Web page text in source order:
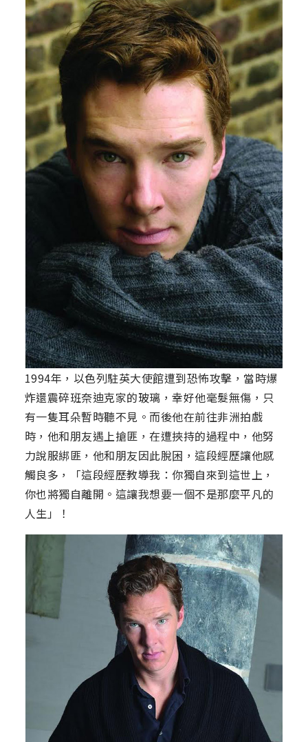
1994年，以色列駐英大使館遭到恐怖攻擊，當時爆
炸還震碎班奈迪克家的玻璃，幸好他毫髮無傷，只
有一隻耳朵暫時聽不見。而後他在前往非洲拍戲
時，他和朋友遇上搶匪，在遭挾持的過程中，他努
力說服綁匪，他和朋友因此脫困，這段經歷讓他感
觸良多，「這段經歷教導我：你獨自來到這世上，
你也將獨自離開。這讓我想要一個不是那麼平凡的
人生」！